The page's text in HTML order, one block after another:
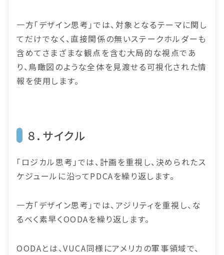
一方「デザイン思考」では、対象となるテーマに関し
てだけでなく、直接関係の無いステークホルダーも
含めてさまざまな観点を含む大局的な視点であ
り、鳥瞰図のような全体を見渡せる可視化された情
報を使用します。
８．サイクル
「ロジカル思考」では、計画を重視し、決められたス
ケジュールに沿ってPDCAを繰り返します。
一方「デザイン思考」では、アジリティを重視し、な
るべく素早くOODAを繰り返します。
OODAとは、VUCA同様にアメリカの軍事領域で、